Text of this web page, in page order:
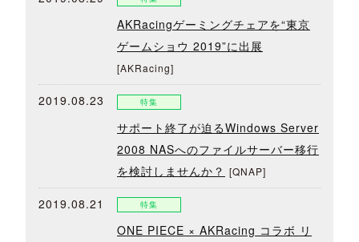
AKRacingゲーミングチェアを“東京
ゲームショウ 2019”に出展
[AKRacing]
2019.08.23 特集
サポート終了が迫るWindows Server
2008 NASへのファイルサーバー移行
を検討しませんか？ [QNAP]
2019.08.21 特集
ONE PIECE × AKRacing コラボ リ